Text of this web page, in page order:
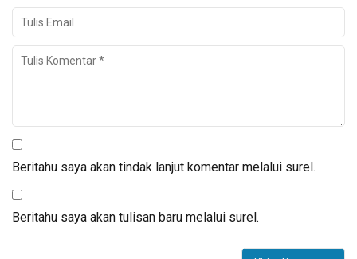
Beritahu saya akan tindak lanjut komentar melalui surel.
Beritahu saya akan tulisan baru melalui surel.